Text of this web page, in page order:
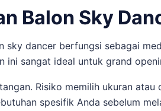
Balon Sky
sky dancer berfungsi sebagai
sangat ideal untuk grand
Risiko memilih ukuran
spesifik Anda sebelum